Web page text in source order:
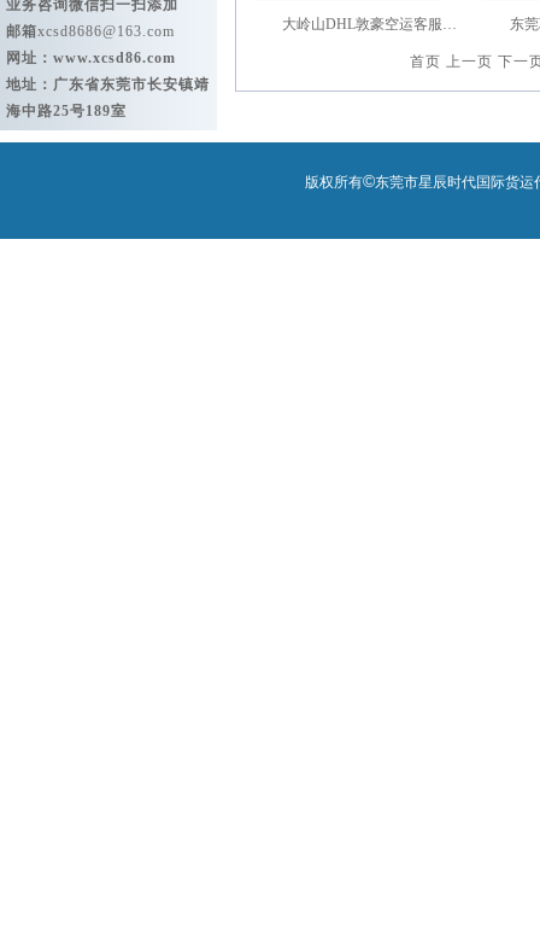
业务咨询微信扫一扫添加
邮箱xcsd8686@163.com
网址： www.xcsd86.com
地址：广东省东莞市长安镇靖
海中路25号189室
大岭山DHL敦豪空运客服… 东
首页 上一页 下一
版权所有©东莞市星辰时代国际货